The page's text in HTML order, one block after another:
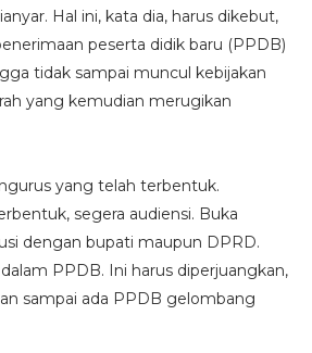
Hal ini, kata dia, harus dikebut,
peserta didik baru (PPDB)
tidak sampai muncul kebijakan
yang kemudian merugikan
yang telah terbentuk.
segera audiensi. Buka
dengan bupati maupun DPRD.
PPDB. Ini harus diperjuangkan,
sampai ada PPDB gelombang